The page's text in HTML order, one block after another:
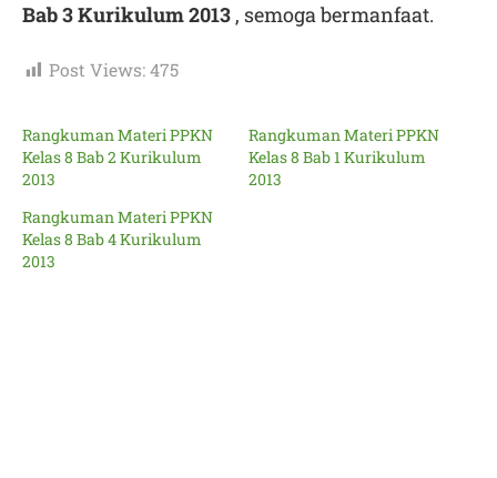
Bab 3 Kurikulum 2013 , semoga bermanfaat.
Post Views:475
Rangkuman Materi PPKN
Kelas 8 Bab 2 Kurikulum
2013
Rangkuman Materi PPKN
Kelas 8 Bab 1 Kurikulum
2013
Rangkuman Materi PPKN
Kelas 8 Bab 4 Kurikulum
2013